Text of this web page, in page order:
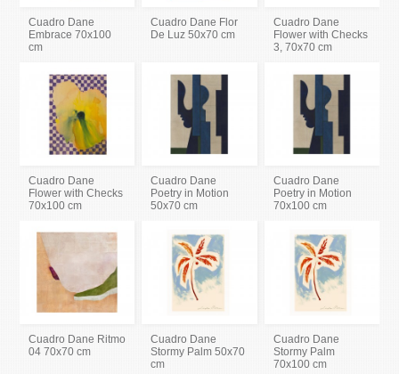
Cuadro Dane
Embrace 70x100
cm
Cuadro Dane Flor
De Luz 50x70 cm
Cuadro Dane
Flower with Checks
3, 70x70 cm
Cuadro Dane
Flower with Checks
70x100 cm
Cuadro Dane
Poetry in Motion
50x70 cm
Cuadro Dane
Poetry in Motion
70x100 cm
Cuadro Dane Ritmo
04 70x70 cm
Cuadro Dane
Stormy Palm 50x70
cm
Cuadro Dane
Stormy Palm
70x100 cm